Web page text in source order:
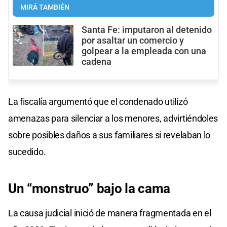
MIRÁ TAMBIÉN
Santa Fe: imputaron al detenido
por asaltar un comercio y
golpear a la empleada con una
cadena
La fiscalía argumentó que el condenado utilizó
amenazas para silenciar a los menores, advirtiéndoles
sobre posibles daños a sus familiares si revelaban lo
sucedido.
Un “monstruo” bajo la cama
La causa judicial inició de manera fragmentada en el